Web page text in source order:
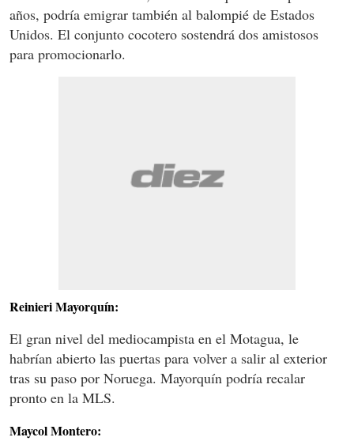
años, podría emigrar también al balompié de Estados
Unidos. El conjunto cocotero sostendrá dos amistosos
para promocionarlo.
Reinieri Mayorquín:
El gran nivel del mediocampista en el Motagua, le
habrían abierto las puertas para volver a salir al exterior
tras su paso por Noruega. Mayorquín podría recalar
pronto en la MLS.
Maycol Montero: